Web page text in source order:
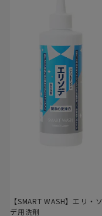
【SMART WASH】エリ・ソ
デ用洗剤